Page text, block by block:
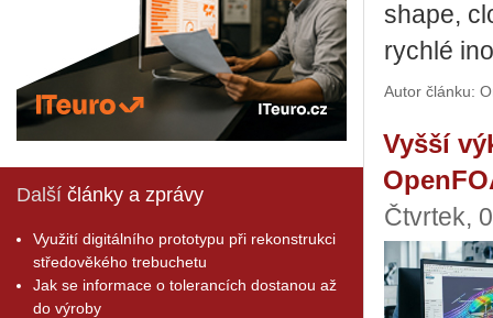
Další články a zprávy
Využití digitálního prototypu při rekonstrukci
středověkého trebuchetu
Jak se informace o tolerancích dostanou až
do výroby
sha­pe,
rych­lé
Autor článku:
Vyšší
Čtvrtek,